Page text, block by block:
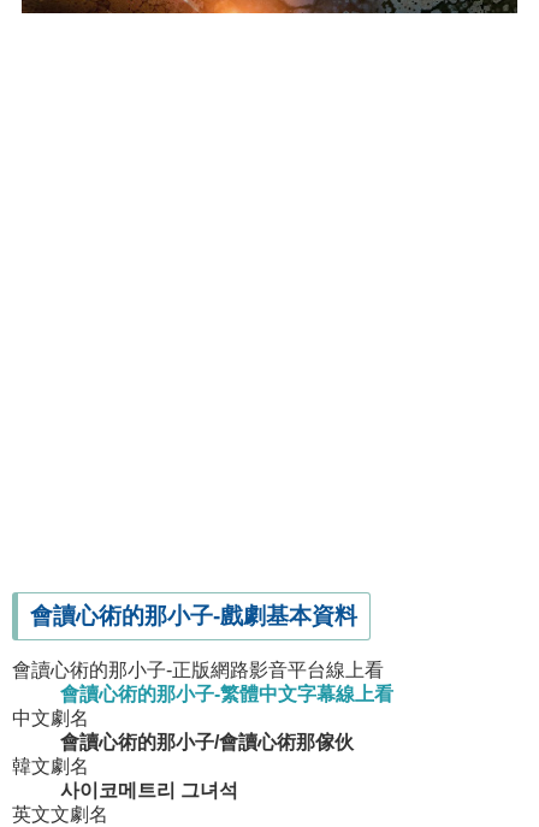
會讀心術的那小子-戲劇基本資料
會讀心術的那小子-正版網路影音平台線上看
會讀心術的那小子-繁體中文字幕線上看
中文劇名
會讀心術的那小子/會讀心術那傢伙
韓文劇名
사이코메트리 그녀석
英文文劇名